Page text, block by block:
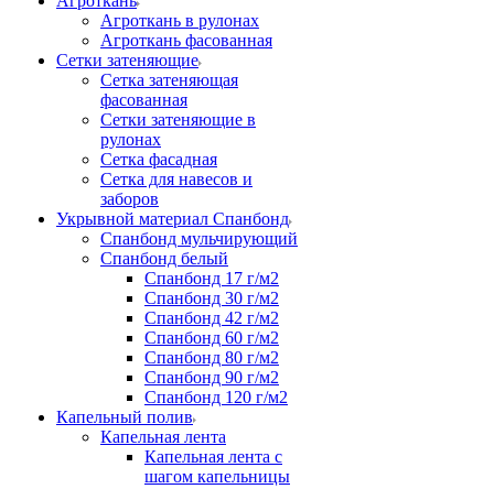
Агроткань в рулонах
Агроткань фасованная
Сетки затеняющие
Сетка затеняющая
фасованная
Сетки затеняющие в
рулонах
Сетка фасадная
Сетка для навесов и
заборов
Укрывной материал Спанбонд
Спанбонд мульчирующий
Спанбонд белый
Спанбонд 17 г/м2
Спанбонд 30 г/м2
Спанбонд 42 г/м2
Спанбонд 60 г/м2
Спанбонд 80 г/м2
Спанбонд 90 г/м2
Спанбонд 120 г/м2
Капельный полив
Капельная лента
Капельная лента с
шагом капельницы